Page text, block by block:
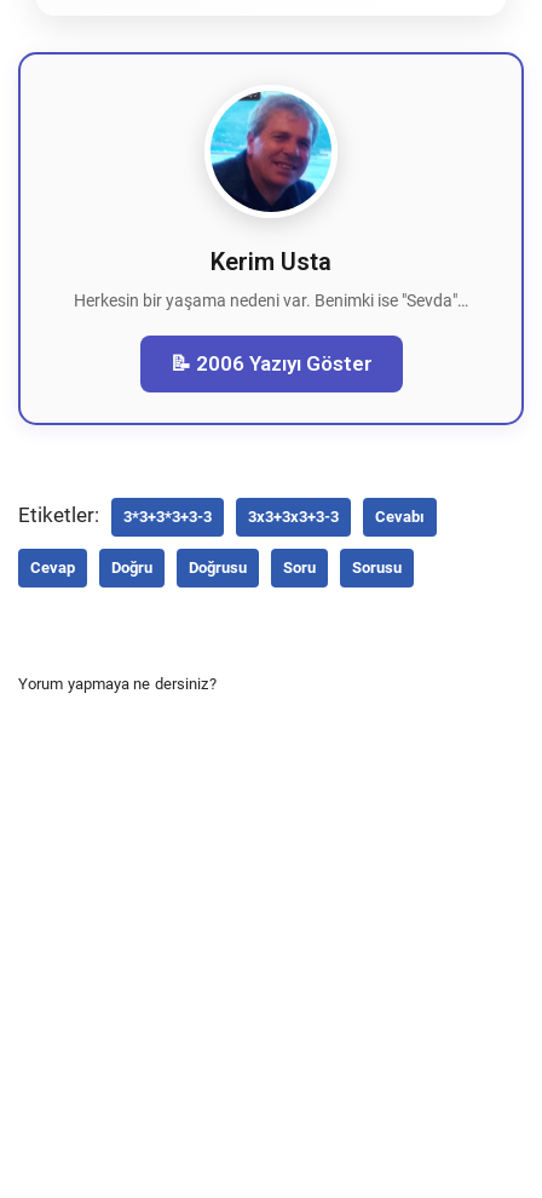
Kerim Usta
Herkesin bir yaşama nedeni var. Benimki ise "Sevda"…
📝 2006 Yazıyı Göster
Etiketler: 3*3+3*3+3-3 3x3+3x3+3-3 Cevabı
Cevap Doğru Doğrusu Soru Sorusu
Yorum yapmaya ne dersiniz?